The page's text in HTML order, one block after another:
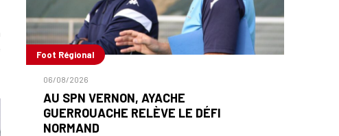
Foot Régional
06/08/2026
AU SPN VERNON, AYACHE
GUERROUACHE RELÈVE LE DÉFI
NORMAND